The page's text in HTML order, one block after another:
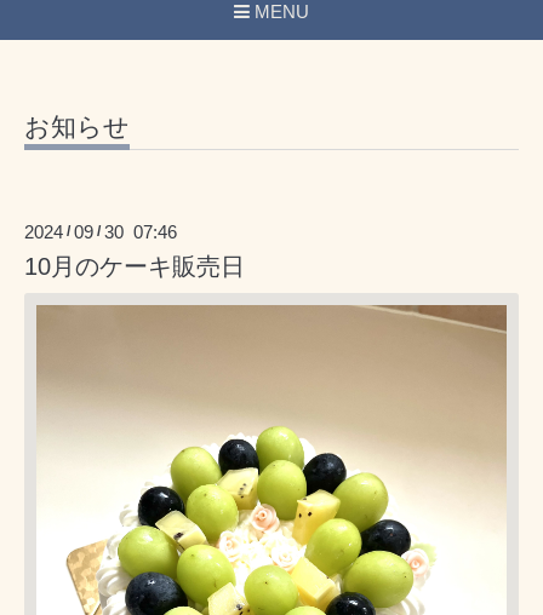
MENU
お知らせ
2024 /09 /30 07:46
10月のケーキ販売日